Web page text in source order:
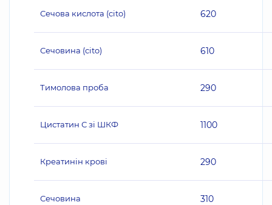
Сечова кислота (cito) 620
Сечовина (cito) 610
Тимолова проба 290
Цистатин С зі ШКФ 1100
Креатинін крові 290
Сечовина 310